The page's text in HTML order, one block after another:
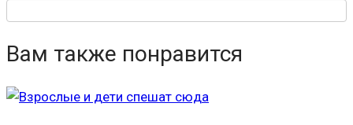
Вам также понравится